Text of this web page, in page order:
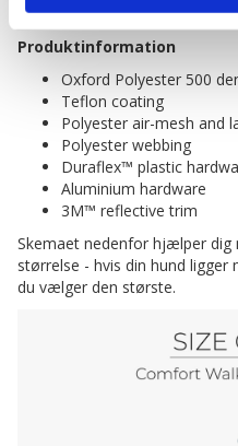
Designet i Danmark /
Produktinformation
Oxford Polyester 500
Teflon coating
Polyester air-mesh and
Polyester webbing
Duraflex™ plastic
Aluminium hardware
3M™ reflective trim
Skemaet nedenfor hjælper
størrelse - hvis din hund
du vælger den største.